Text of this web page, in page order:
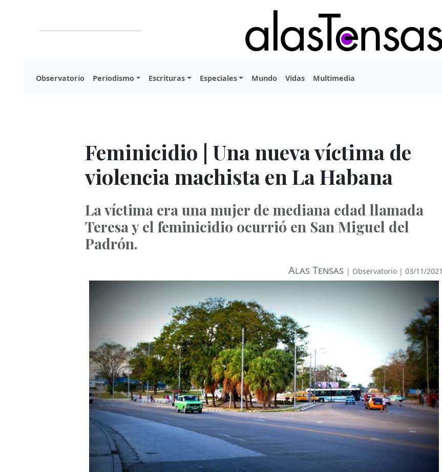
Observatorio Periodismo Escrituras Especiales Mundo Vidas Multimedia
Feminicidio | Una nueva víctima de
violencia machista en La Habana
La víctima era una mujer de mediana edad llamada
Teresa y el feminicidio ocurrió en San Miguel del
Padrón.
Alas Tensas | Observatorio | 03/11/2021